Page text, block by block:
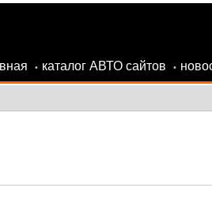
• каталог АВТО сайтов •